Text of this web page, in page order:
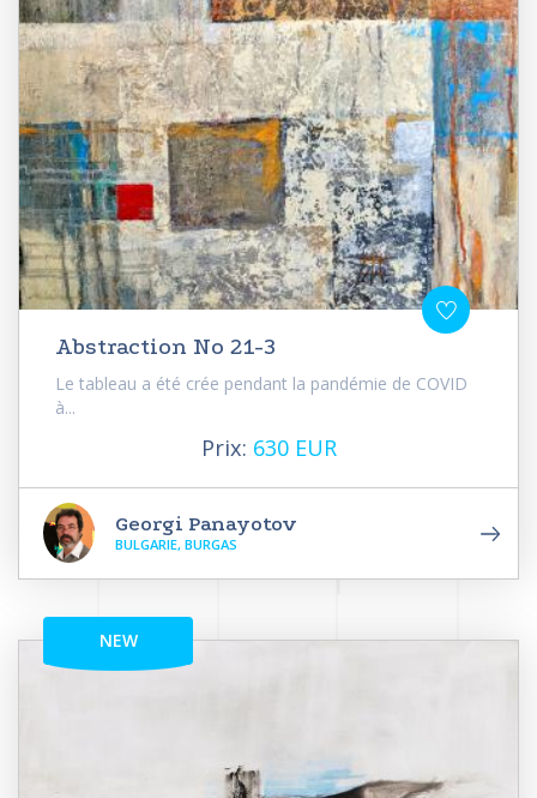
Abstraction No 21-3
Le tableau a été crée pendant la pandémie de COVID
à...
Prix: 630 EUR
Georgi Panayotov
BULGARIE, BURGAS
NEW